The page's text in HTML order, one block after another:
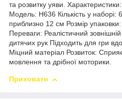
та розвитку уяви.
Модель: H636 Кількість у наборі:
приблизно 12 см Розмір
Переваги: Реалістичний
дитячих рук Підходить для гри
Міцний матеріал Розвиток:
мовлення та дрібної моторики.
Приховати